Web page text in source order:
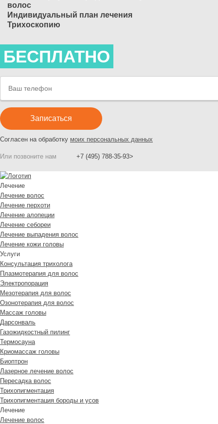
волос
Индивидуальный план лечения
Трихоскопию
БЕСПЛАТНО
Согласен на обработку моих персональных данных
Или позвоните нам +7 (495) 788-35-93>
Лечение
Лечение волос
Лечение перхоти
Лечение алопеции
Лечение себореи
Лечение выпадения волос
Лечение кожи головы
Услуги
Консультация трихолога
Плазмотерапия для волос
Электропорация
Мезотерапия для волос
Озонотерапия для волос
Массаж головы
Дарсонваль
Газожидкостный пилинг
Термосауна
Криомассаж головы
Биоптрон
Лазерное лечение волос
Пересадка волос
Трихопигментация
Трихопигментация бороды и усов
Лечение
Лечение волос